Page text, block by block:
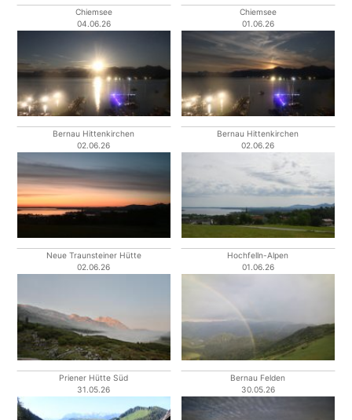
Chiemsee
04.06.26
Chiemsee
01.06.26
Bernau Hittenkirchen
02.06.26
Bernau Hittenkirchen
02.06.26
Neue Traunsteiner Hütte
02.06.26
Hochfelln-Alpen
01.06.26
Priener Hütte Süd
31.05.26
Bernau Felden
30.05.26